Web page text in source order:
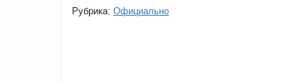
Рубрика: Официально